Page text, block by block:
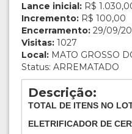
Lance inicial: R$
Incremento: R$ 100,00
Encerramento: 29/09/
Visitas: 1027
Local: MATO GROSSO
Status: ARREMATADO
Descrição:
TOTAL DE ITENS NO
ELETRIFICADOR DE